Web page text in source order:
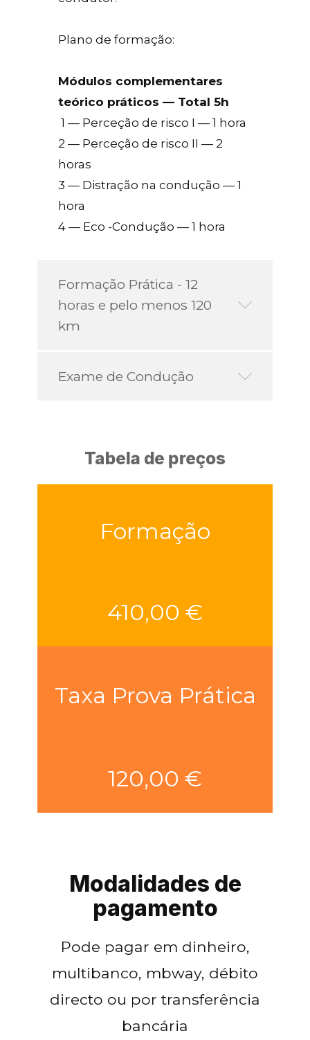
Plano de formação:
Módulos complementares
teórico práticos — Total 5h
1 — Perceção de risco I — 1 hora
2 — Perceção de risco II — 2
horas
3 — Distração na condução — 1
hora
4 — Eco -Condução — 1 hora
Formação Prática - 12
horas e pelo menos 120
km
Exame de Condução
Tabela de preços
Formação
410,00 €
Taxa Prova Prática
120,00 €
Modalidades de
pagamento
Pode pagar em dinheiro,
multibanco, mbway, débito
directo ou por transferência
bancária